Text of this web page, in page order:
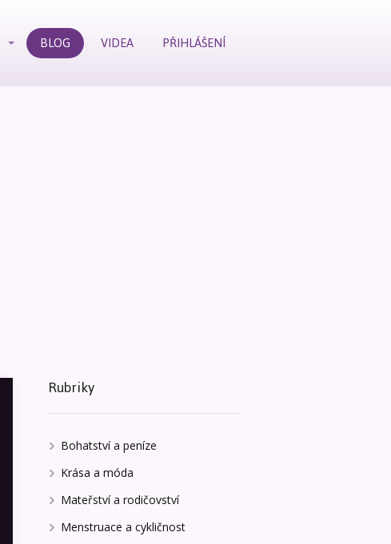
BLOG VIDEA PŘIHLÁŠENÍ
Rubriky
Bohatství a peníze
Krása a móda
Mateřství a rodičovství
Menstruace a cykličnost